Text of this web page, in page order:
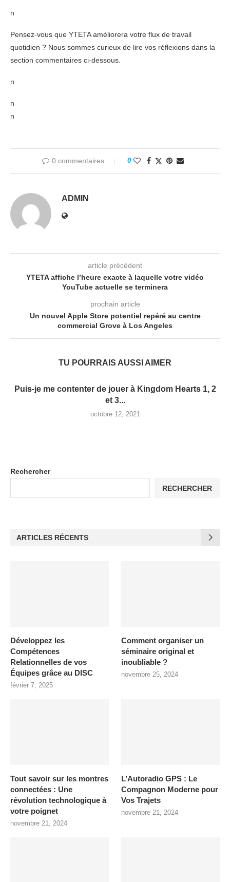
n
Pensez-vous que YTETA améliorera votre flux de travail
quotidien ? Nous sommes curieux de lire vos réflexions dans la
section commentaires ci-dessous.
n
n
n
0 commentaires 0
ADMIN
article précédent
YTETA affiche l’heure exacte à laquelle votre vidéo
YouTube actuelle se terminera
prochain article
Un nouvel Apple Store potentiel repéré au centre
commercial Grove à Los Angeles
TU POURRAIS AUSSI AIMER
Puis-je me contenter de jouer à Kingdom Hearts 1, 2
et 3...
octobre 12, 2021
Rechercher
RECHERCHER
ARTICLES RÉCENTS
Développez les
Compétences
Relationnelles de vos
Équipes grâce au DISC
février 7, 2025
Comment organiser un
séminaire original et
inoubliable ?
novembre 25, 2024
Tout savoir sur les montres
connectées : Une
révolution technologique à
votre poignet
novembre 21, 2024
L’Autoradio GPS : Le
Compagnon Moderne pour
Vos Trajets
novembre 21, 2024